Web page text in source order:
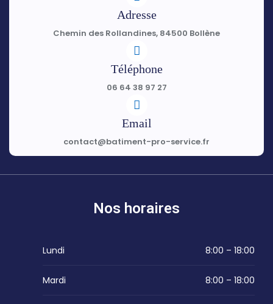
Adresse
Chemin des Rollandines, 84500 Bollène
Téléphone
06 64 38 97 27
Email
contact@batiment-pro-service.fr
Nos horaires
Lundi 8:00 – 18:00
Mardi 8:00 – 18:00